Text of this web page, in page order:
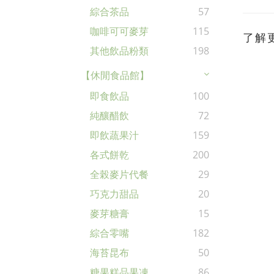
綜合茶品
57
咖啡可可麥芽
115
其他飲品粉類
198
【休閒食品館】
即食飲品
100
純釀醋飲
72
即飲蔬果汁
159
各式餅乾
200
全榖麥片代餐
29
巧克力甜品
20
麥芽糖膏
15
綜合零嘴
182
海苔昆布
50
了解